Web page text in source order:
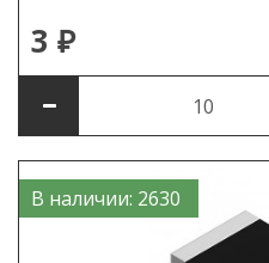
3 ₽
В наличии: 2630